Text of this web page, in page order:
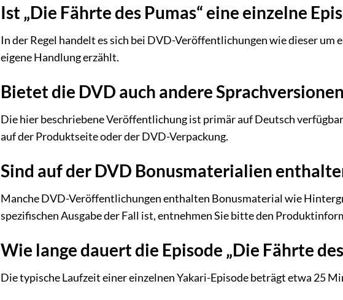
Ist „Die Fährte des Pumas“ eine einzelne
In der Regel handelt es sich bei DVD-Veröffentlichungen wie dieser um
eigene Handlung erzählt.
Bietet die DVD auch andere
Die hier beschriebene Veröffentlichung ist primär auf Deutsch
auf der Produktseite oder der DVD-Verpackung.
Sind auf der DVD Bonusmaterialien
Manche DVD-Veröffentlichungen enthalten Bonusmaterial wie
spezifischen Ausgabe der Fall ist, entnehmen Sie bitte den
Wie lange dauert die Episode „Die Fährte
Die typische Laufzeit einer einzelnen Yakari-Episode beträgt etwa 25